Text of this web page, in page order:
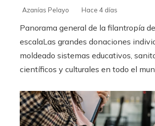
Azanías Pelayo Hace 4 días
Panorama general de la filantropía
escalaLas grandes donaciones
moldeado sistemas educativos,
científicos y culturales en todo el